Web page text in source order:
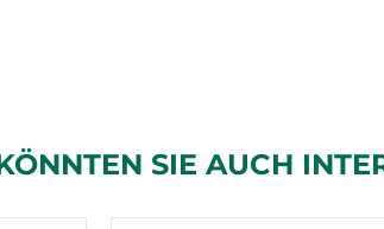
SIE AUCH